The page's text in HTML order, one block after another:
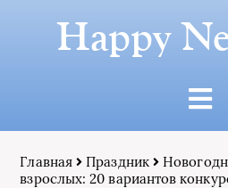
Happy
Главная Праздник
взрослых: 20 вариантов